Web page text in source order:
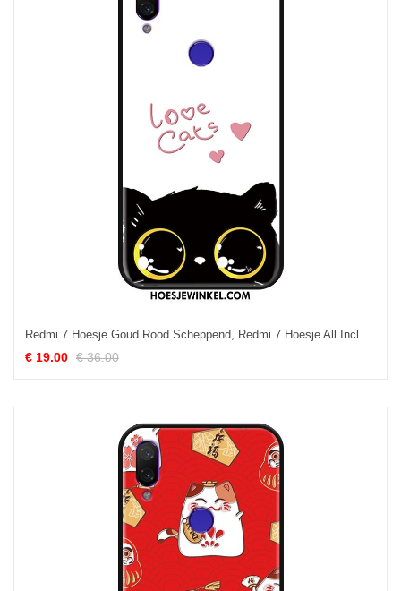
Redmi 7 Hoesje Goud Rood Scheppend, Redmi 7 Hoesje All Inclusive Kat Beige
€ 19.00 € 36.00